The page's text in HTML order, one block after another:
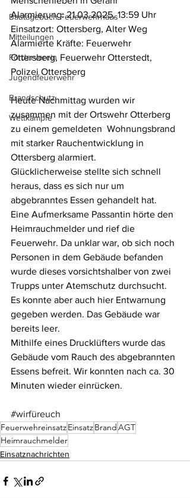
Bautagebuch Feuerwehrhaus
Mitteilungen
Förderverein
Jugendfeuerwehr
Brandschutz
Wettkämpfe
Alarmierung: 21.03.2025, 13:59 Uhr
Einsatzort: Ottersberg, Alter Weg
Alarmierte Kräfte: Feuerwehr
Ottersberg, Feuerwehr Otterstedt,
Polizei Ottersberg
Heute Nachmittag wurden wir
zusammen mit der Ortswehr Otterberg
zu einem gemeldeten  Wohnungsbrand
mit starker Rauchentwicklung in
Ottersberg alarmiert.
Glücklicherweise stellte sich schnell
heraus, dass es sich nur um
abgebranntes Essen gehandelt hat.
Eine Aufmerksame Passantin hörte den
Heimrauchmelder und rief die
Feuerwehr. Da unklar war, ob sich noch
Personen in dem Gebäude befanden
wurde dieses vorsichtshalber von zwei
Trupps unter Atemschutz durchsucht.
Es konnte aber auch hier Entwarnung
gegeben werden. Das Gebäude war
bereits leer.
Mithilfe eines Drucklüfters wurde das
Gebäude vom Rauch des abgebrannten
Essens befreit. Wir konnten nach ca. 30
Minuten wieder einrücken.
#wirfüreuch
FeuerwehreinsatzEinsatzBrandAGT
Heimrauchmelder
Einsatznachrichten